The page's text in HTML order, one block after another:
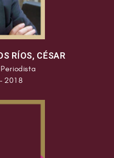
RÍOS, CÉSAR
2018